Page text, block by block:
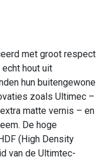
met groot respect
hout uit
hun buitengewone
zoals Ultimec –
matte vernis – en
De hoge
(High Density
van de Ultimtec-